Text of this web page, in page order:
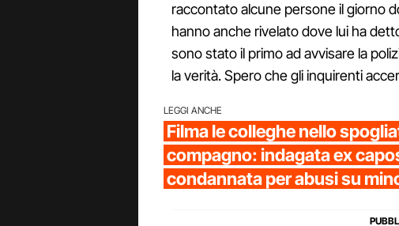
raccontato alcune persone il giorno
hanno anche rivelato dove lui ha
sono stato il primo ad avvisare la
la verità. Spero che gli inquirenti
LEGGI ANCHE
Filma le colleghe nello
compagno: indagata ex
condannata per abusi su